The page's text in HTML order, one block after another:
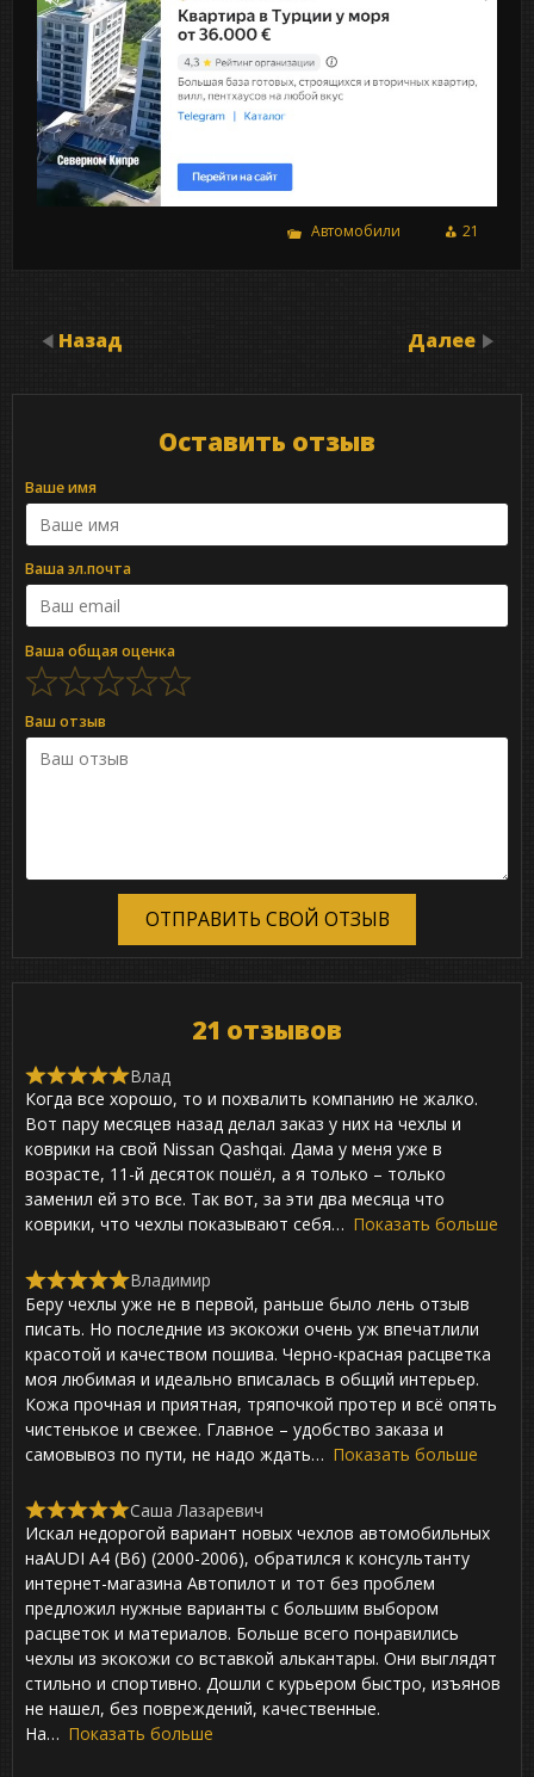
Автомобили 21
Назад Далее
Оставить отзыв
Ваше имя
Ваша эл.почта
Ваша общая оценка
Ваш отзыв
ОТПРАВИТЬ СВОЙ ОТЗЫВ
21 отзывов
R
a
t
e
d
5
,
0
o
t
o
f
5
Когда все хорошо, то и похвалить компанию не жалко.
Вот пару месяцев назад делал заказ у них на чехлы и
коврики на свой Nissan Qashqai. Дама у меня уже в
возрасте, 11-й десяток пошёл, а я только – только
заменил ей это все. Так вот, за эти два месяца что
коврики, что чехлы показывают себя
Показать больше
Влад
R
a
t
d
5
,
0
o
u
o
f
5
Беру чехлы уже не в первой, раньше было лень отзыв
писать. Но последние из экокожи очень уж впечатлили
красотой и качеством пошива. Черно-красная расцветка
моя любимая и идеально вписалась в общий интерьер.
Кожа прочная и приятная, тряпочкой протер и всё опять
чистенькое и свежее. Главное – удобство заказа и
самовывоз по пути, не надо ждать
Показать больше
Владимир
R
a
t
e
d
5
,
0
o
u
t
o
f
Искал недорогой вариант новых чехлов автомобильных
наAUDI A4 (B6) (2000-2006), обратился к консультанту
интернет-магазина Автопилот и тот без проблем
предложил нужные варианты с большим выбором
расцветок и материалов. Больше всего понравились
чехлы из экокожи со вставкой алькантары. Они выглядят
стильно и спортивно. Дошли с курьером быстро, изъянов
не нашел, без повреждений, качественные.
На
Показать больше
Саша Лазаревич